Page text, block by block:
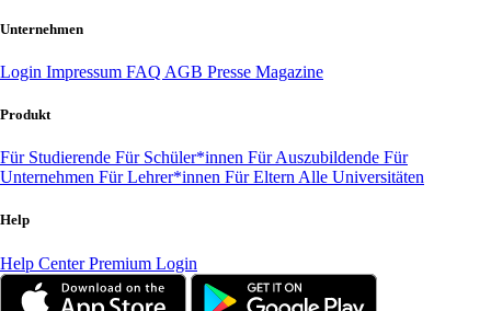
Unternehmen
Login Impressum FAQ AGB Presse Magazine
Produkt
Für Studierende Für Schüler*innen Für Auszubildende Für
Unternehmen Für Lehrer*innen Für Eltern Alle Universitäten
Help
Help CenterPremium Login